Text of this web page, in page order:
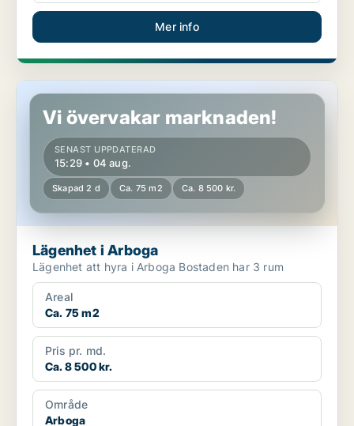
Mer info
Lägenhet i Arboga
Vi övervakar marknaden!
SENAST UPPDATERAD
15:29 • 04 aug.
Skapad 2 d Ca. 75 m2 Ca. 8 500 kr.
Lägenhet i Arboga
Lägenhet att hyra i Arboga Bostaden har 3 rum
Areal
Ca. 75 m2
Pris pr. md.
Ca. 8 500 kr.
Område
Arboga